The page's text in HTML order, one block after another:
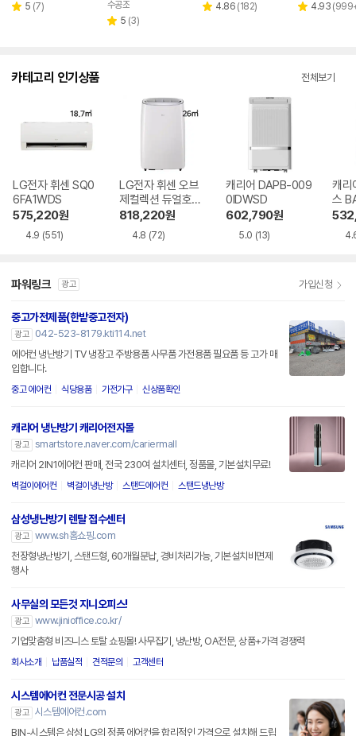
별 5 리
(7)
페이
수공조
별 5 리
(3)
별 4.86 리
(182)
별 4.93 리
(
카테고리 인기상품 전체보기
LG전자 휘센 SQ0
6FA1WDS
575,220원
4.9 (551)
LG전자 휘센 오브
제컬렉션 듀얼호스
PQ08FDWBS
818,220원
4.8 (72)
캐리어 DAPB-009
0IDWSD
602,790원
5.0 (13)
캐리
스
파워링크 광고 가입신청
중고가전제품(한밭중고전자)
광고
042-523-8179.kti114.net
에어컨 냉난방기 TV 냉장고 주방용품 사무품 가전용품 필요품 등 고가 매
입합니다.
중고 에어컨 식당용품 가전가구 신상품확인
캐리어 냉난방기 캐리어전자몰
광고 smartstore.naver.com/cariermall
캐리어 2IN1에어컨 판매, 전국 230여 설치센터, 정품몰, 기본설치무료!
벽걸이에어컨 벽걸이냉난방 스탠드에어컨 스탠드냉난방
삼성냉난방기 렌탈 접수센터
광고 www.sh홈쇼핑.com
천장형냉난방기, 스탠드형, 60개월분납, 경비처리가능, 기본설치비면제
행사
사무실의 모든것 지니오피스!
광고 www.jinioffice.co.kr/
기업맞춤형 비즈니스 토탈 쇼핑몰! 사무집기, 냉난방, OA전문, 상품+가격 경쟁력
회사소개 납품실적 견적문의 고객센터
시스템에어컨 전문시공 설치
광고 시스템에어컨.com
BIN-시스템은 삼성,LG의 정품 에어컨을 합리적인 가격으로 설치해 드립